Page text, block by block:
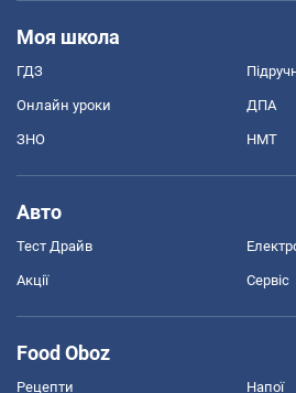
Моя школа
ГДЗ
Онлайн уроки ДПА
ЗНО НМТ
Авто
Тест Драйв
Акції Сервіс
Food Oboz
Рецепти Напої